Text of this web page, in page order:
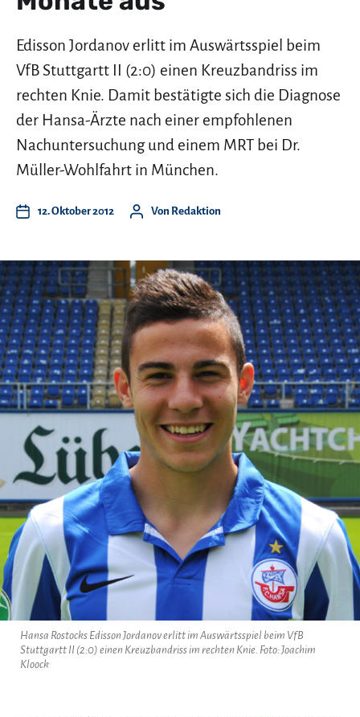
Edisson Jordanov erlitt im Auswärtsspiel beim
VfB Stuttgartt II (2:0) einen Kreuzbandriss im
rechten Knie. Damit bestätigte sich die Diagnose
der Hansa-Ärzte nach einer empfohlenen
Nachuntersuchung und einem MRT bei Dr.
Müller-Wohlfahrt in München.
12. Oktober 2012 Von Redaktion
Hansa Rostocks Edisson Jordanov erlitt im Auswärtsspiel beim VfB
Stuttgartt II (2:0) einen Kreuzbandriss im rechten Knie. Foto: Joachim
Kloock